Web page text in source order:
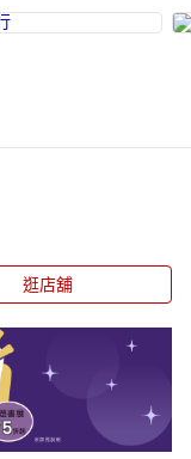
逛店舖